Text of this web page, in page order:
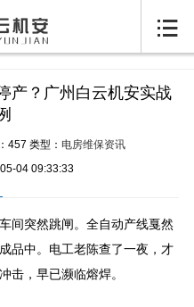

产？广州白云机安实战
457 类型： 电房维保资讯
04 09:33:33
间突然跳闸。全自动产线戛然
品中。电工老陈查了一夜，才
击，早已濒临熔焊。